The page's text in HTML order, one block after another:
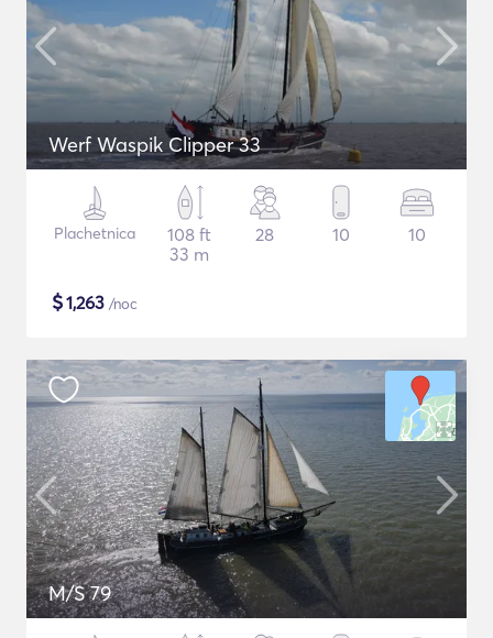
Werf Waspik Clipper 33
Plachetnica
108 ft
33 m
28 10 10
$1,263 /noc
M/S 79